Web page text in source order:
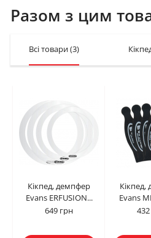
Разом з цим
Всі товари(3)
Кікпед, демпфер
Evans ERFUSION...
649 грн
Evans